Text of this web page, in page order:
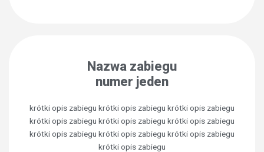
Nazwa zabiegu
numer jeden
krótki opis zabiegu krótki opis zabiegu krótki opis zabiegu
krótki opis zabiegu krótki opis zabiegu krótki opis zabiegu
krótki opis zabiegu krótki opis zabiegu krótki opis zabiegu
krótki opis zabiegu